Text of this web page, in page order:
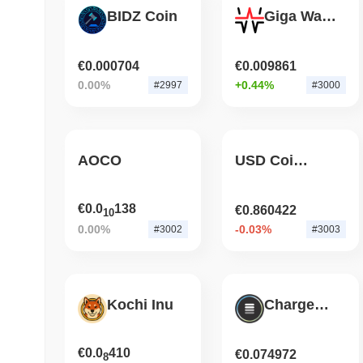
BIDZ Coin
€0.000704
0.00% #2997
Giga Watt Token
€0.009861
+0.44% #3000
AOCO
€0.010138
0.00% #3002
USD Coin (Wormhole)
€0.860422
-0.03% #3003
Kochi Inu
€0.08410
ChargeDeFi
€0.074972